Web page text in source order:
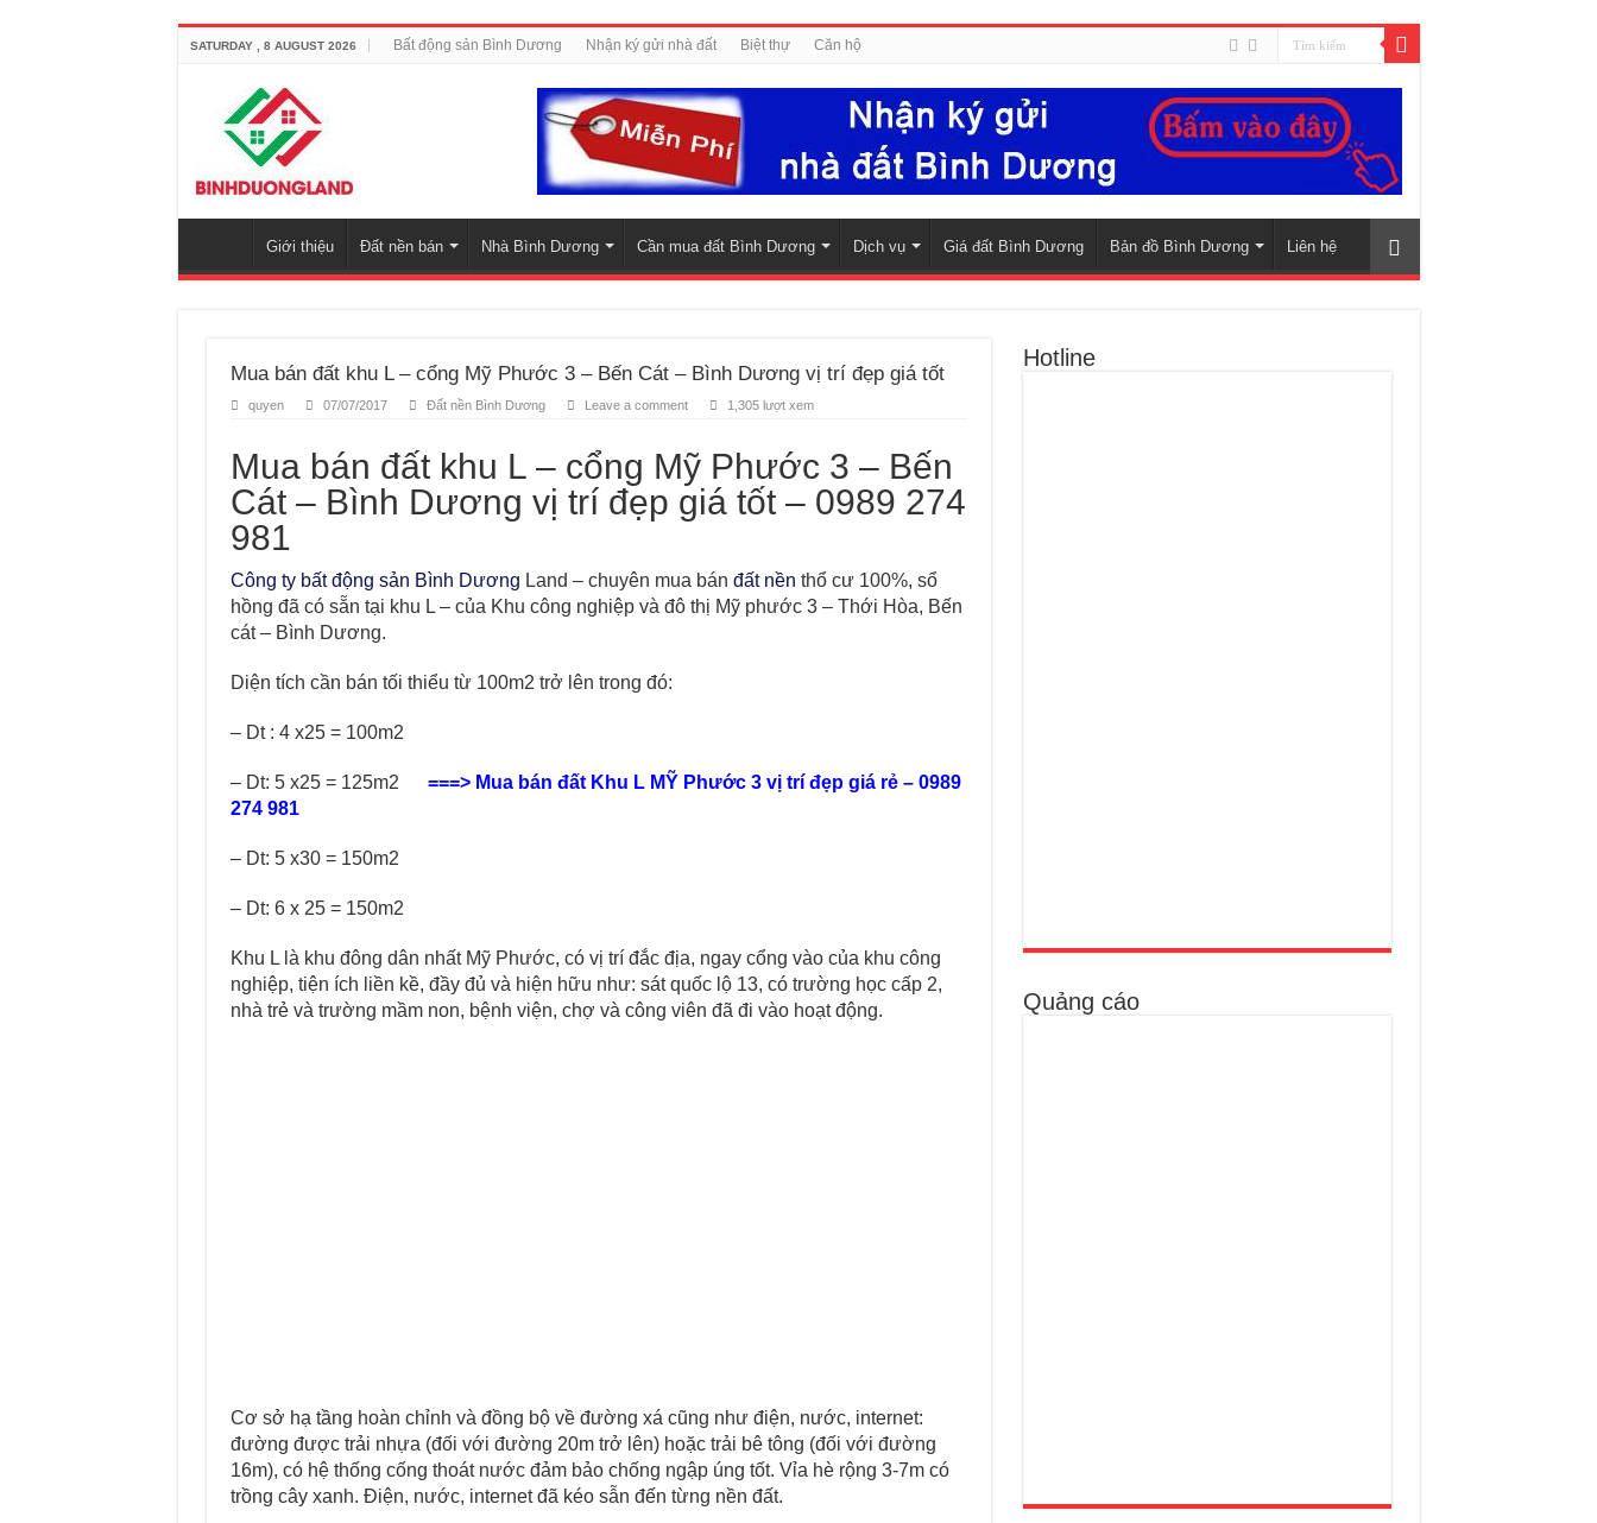
SATURDAY , 8 AUGUST 2026 Bất động sản Bình Dương Nhận ký gửi nhà đất Biệt thự Căn hộ
Giới thiệu Đất nền bán Nhà Bình Dương Cần mua đất Bình Dương Dịch vụ Giá đất Bình Dương Bản đồ Bình Dương Liên hệ
Mua bán đất khu L – cổng Mỹ Phước 3 – Bến Cát – Bình Dương vị trí đẹp giá tốt
quyen 07/07/2017 Đất nền Bình Dương Leave a comment 1,305 lượt xem
Mua bán đất khu L – cổng Mỹ Phước 3 – Bến
Cát – Bình Dương vị trí đẹp giá tốt – 0989 274
981
Công ty bất động sản Bình Dương Land – chuyên mua bán đất nền thổ cư 100%, sổ
hồng đã có sẵn tại khu L – của Khu công nghiệp và đô thị Mỹ phước 3 – Thới Hòa, Bến
cát – Bình Dương.
Diện tích cần bán tối thiểu từ 100m2 trở lên trong đó:
– Dt : 4 x25 = 100m2
– Dt: 5 x25 = 125m2 ===> Mua bán đất Khu L MỸ Phước 3 vị trí đẹp giá rẻ – 0989
274 981
– Dt: 5 x30 = 150m2
– Dt: 6 x 25 = 150m2
Khu L là khu đông dân nhất Mỹ Phước, có vị trí đắc địa, ngay cổng vào của khu công
nghiệp, tiện ích liền kề, đầy đủ và hiện hữu như: sát quốc lộ 13, có trường học cấp 2,
nhà trẻ và trường mầm non, bệnh viện, chợ và công viên đã đi vào hoạt động.
Cơ sở hạ tầng hoàn chỉnh và đồng bộ về đường xá cũng như điện, nước, internet:
đường được trải nhựa (đối với đường 20m trở lên) hoặc trải bê tông (đối với đường
16m), có hệ thống cống thoát nước đảm bảo chống ngập úng tốt. Vỉa hè rộng 3-7m có
trồng cây xanh. Điện, nước, internet đã kéo sẫn đến từng nền đất.
Hotline
Quảng cáo